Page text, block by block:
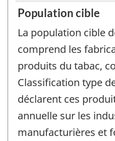
Population cible
La population cible
comprend les
produits du tabac,
Classification type
déclarent ces
annuelle sur les
manufacturières et